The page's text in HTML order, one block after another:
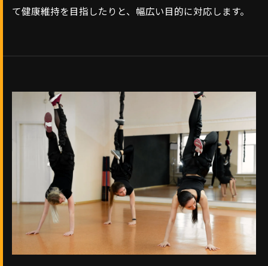
て健康維持を目指したりと、幅広い目的に対応します。